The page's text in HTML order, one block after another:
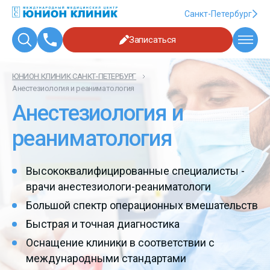
Санкт-Петербург
Записаться
ЮНИОН КЛИНИК САНКТ-ПЕТЕРБУРГ
Анестезиология и реаниматология
Анестезиология и
реаниматология
Высококвалифицированные специалисты -
врачи анестезиологи-реаниматологи
Большой спектр операционных вмешательств
Быстрая и точная диагностика
Оснащение клиники в соответствии с
международными стандартами